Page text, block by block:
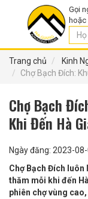
Gọi
Trang chủ
Kinh
Chợ Bạch Đích:
Chợ Bạch
Khi Đến Hà
Ngày đăng: 2023-
Chợ Bạch Đích
thăm mỗi khi đến
phiên chợ vùng